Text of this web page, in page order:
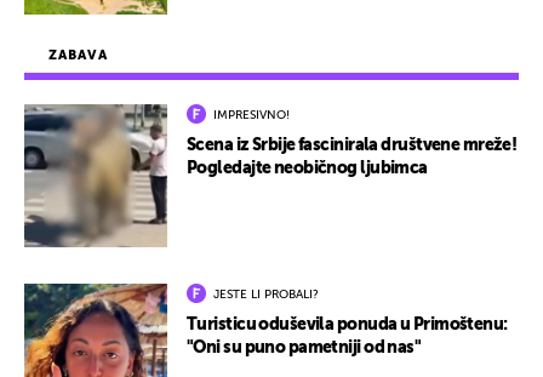
ZABAVA
IMPRESIVNO!
Scena iz Srbije fascinirala društvene mreže!
Pogledajte neobičnog ljubimca
JESTE LI PROBALI?
Turisticu oduševila ponuda u Primoštenu:
"Oni su puno pametniji od nas"